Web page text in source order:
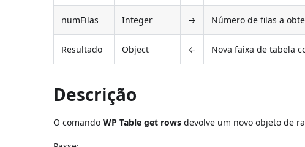
numFilas Integer → Número de filas a
Resultado Object ← Nova faixa de tabela
Descrição
O comandoWP Table get rows devolve um novo objeto de